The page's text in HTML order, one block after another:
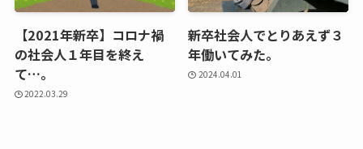
【2021年新卒】コロナ禍
の社会人１年目を終え
て…。
2022.03.29
新卒社会人でとりあえず３
年働いてみた。
2024.04.01